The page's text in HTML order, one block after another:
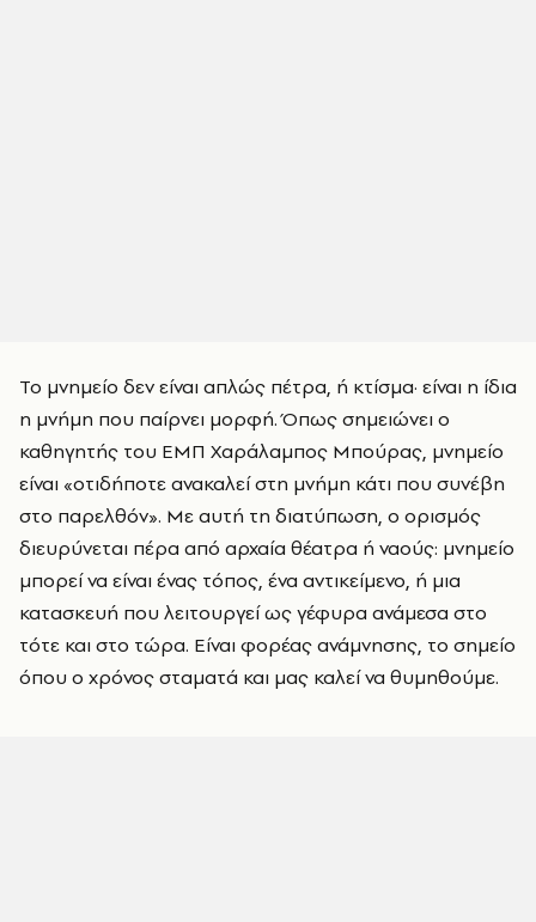
Το μνημείο δεν είναι απλώς πέτρα, ή κτίσμα· είναι η ίδια
η μνήμη που παίρνει μορφή. Όπως σημειώνει ο
καθηγητής του ΕΜΠ Χαράλαμπος Μπούρας, μνημείο
είναι «οτιδήποτε ανακαλεί στη μνήμη κάτι που συνέβη
στο παρελθόν». Με αυτή τη διατύπωση, ο ορισμός
διευρύνεται πέρα από αρχαία θέατρα ή ναούς: μνημείο
μπορεί να είναι ένας τόπος, ένα αντικείμενο, ή μια
κατασκευή που λειτουργεί ως γέφυρα ανάμεσα στο
τότε και στο τώρα. Είναι φορέας ανάμνησης, το σημείο
όπου ο χρόνος σταματά και μας καλεί να θυμηθούμε.